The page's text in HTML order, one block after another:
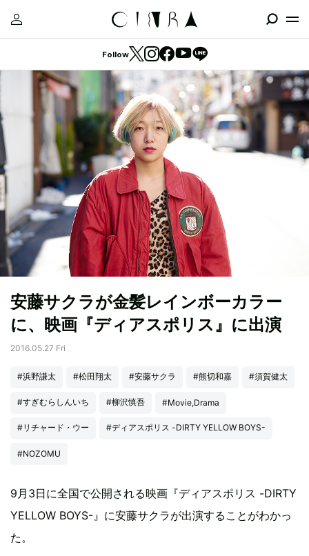
Follow
安藤サクラが金髪レインボーカラー
に、映画『ディアスポリス』に出演
2016.05.27 Fri
#浜野謙太 #松田翔太 #安藤サクラ #熊切和嘉 #須賀健太
#すぎむらしんいち #柳沢慎吾 #Movie,Drama
#リチャード・ウー #ディアスポリス -DIRTY YELLOW BOYS-
#NOZOMU
9月3日に全国で公開される映画『ディアスポリス -DIRTY
YELLOW BOYS-』に安藤サクラが出演することがわかっ
た。